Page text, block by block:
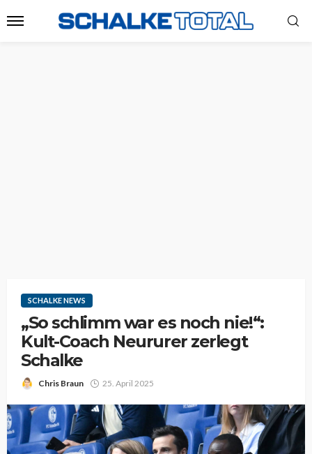
SCHALKE NEWS
„So schlimm war es noch nie!“:
Kult-Coach Neururer zerlegt
Schalke
Chris Braun 25. April 2025